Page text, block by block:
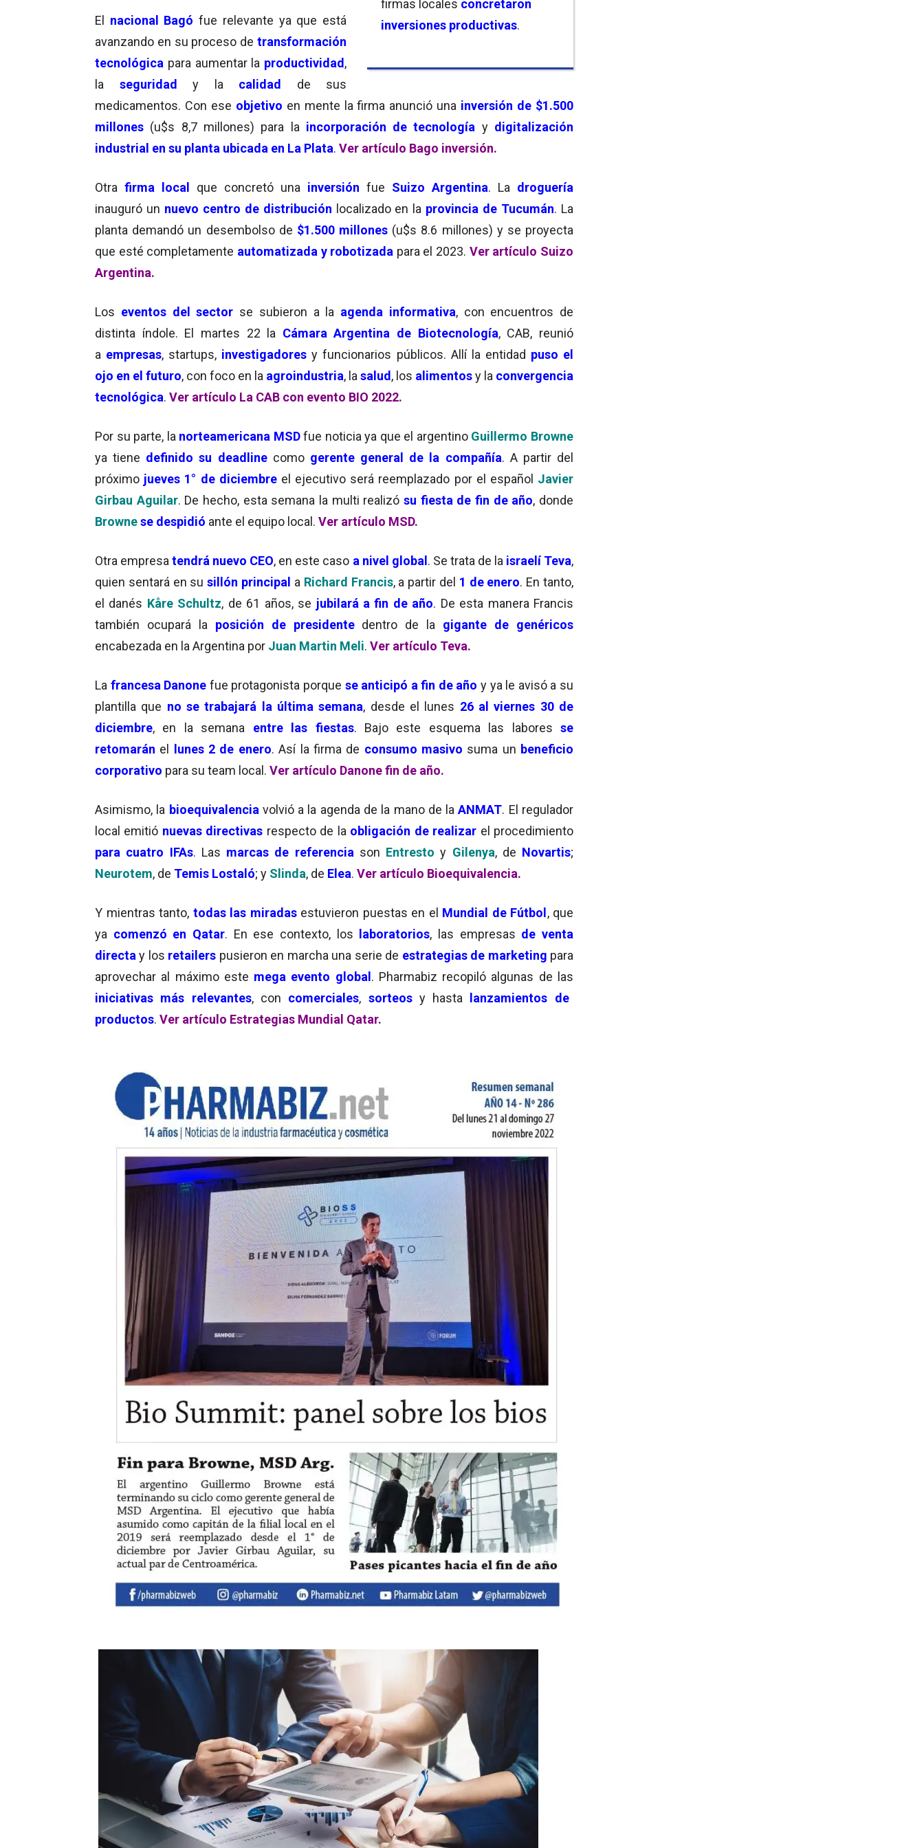
firmas locales concretaron
inversiones productivas.
El nacional Bagó fue relevante ya que está
avanzando en su proceso de transformación
tecnológica para aumentar la productividad,
la seguridad y la calidad de sus
medicamentos. Con ese objetivo en mente la firma anunció una inversión de $1.500
millones (u$s 8,7 millones) para la incorporación de tecnología y digitalización
industrial en su planta ubicada en La Plata. Ver artículo Bago inversión.
Otra firma local que concretó una inversión fue Suizo Argentina. La droguería
inauguró un nuevo centro de distribución localizado en la provincia de Tucumán. La
planta demandó un desembolso de $1.500 millones (u$s 8.6 millones) y se proyecta
que esté completamente automatizada y robotizada para el 2023. Ver artículo Suizo
Argentina.
Los eventos del sector se subieron a la agenda informativa, con encuentros de
distinta índole. El martes 22 la Cámara Argentina de Biotecnología, CAB, reunió
a empresas, startups, investigadores y funcionarios públicos. Allí la entidad puso el
ojo en el futuro, con foco en la agroindustria, la salud, los alimentosy la convergencia
tecnológica. Ver artículo La CAB con evento BIO 2022.
Por su parte, la norteamericana MSDfue noticia ya que el argentino Guillermo Browne
ya tiene definido su deadlinecomo gerente general de la compañía. A partir del
próximo jueves 1° de diciembreel ejecutivo será reemplazado por el español Javier
Girbau Aguilar. De hecho, esta semana la multi realizó su fiesta de fin de año, donde
Brownese despidió ante el equipo local. Ver artículo MSD.
Otra empresa tendrá nuevo CEO, en este caso a nivel global. Se trata de la israelí Teva,
quien sentará en su sillón principal a Richard Francis, a partir del 1 de enero. En tanto,
el danés Kåre Schultz, de 61 años, se jubilará a fin de año. De esta manera Francis
también ocupará la posición de presidente dentro de la gigante de genéricos
encabezada en la Argentina por Juan Martin Meli. Ver artículo Teva.
La francesa Danone fue protagonista porque se anticipó a fin de año y ya le avisó a su
plantilla que no se trabajará la última semana, desde el lunes 26 al viernes 30 de
diciembre, en la semana entre las fiestas. Bajo este esquema las labores se
retomarán el lunes 2 de enero. Así la firma de consumo masivo suma un beneficio
corporativo para su team local. Ver artículo Danone fin de año.
Asimismo, la bioequivalencia volvió a la agenda de la mano de laANMAT. El regulador
local emitió nuevas directivas respecto de la obligación de realizar el procedimiento
para cuatro IFAs. Las marcas de referencia son Entresto y Gilenya, de Novartis;
Neurotem, de Temis Lostaló; y Slinda, de Elea. Ver artículo Bioequivalencia.
Y mientras tanto, todas las miradas estuvieron puestas en el Mundial de Fútbol, que
ya comenzó en Qatar. En ese contexto, los laboratorios, las empresas de venta
directa y los retailers pusieron en marcha una serie de estrategias de marketing para
aprovechar al máximo este mega evento global. Pharmabiz recopiló algunas de las
iniciativas más relevantes, con comerciales, sorteosy hasta lanzamientos de
productos. Ver artículo Estrategias Mundial Qatar.